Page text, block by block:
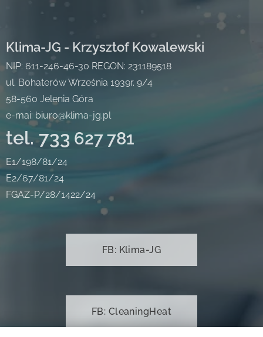
Klima-JG - Krzysztof Kowalewski
NIP: 611-246-46-30 REGON: 231189518
ul. Bohaterów Września 1939r. 9/4
58-560 Jelenia Góra
e-mai: biuro@klima-jg.pl
tel. 733 627781
E1/198/81/24
E2/67/81/24
FGAZ-P/28/1422/24
FB: Klima-JG
FB: CleaningHeat